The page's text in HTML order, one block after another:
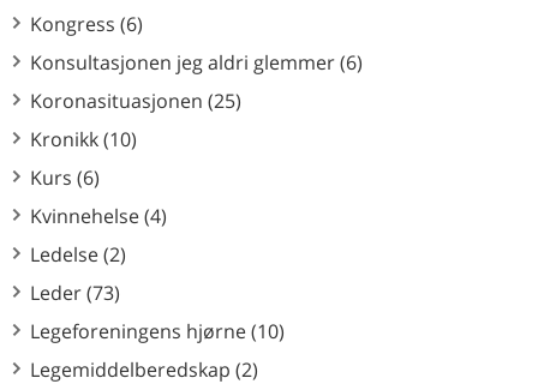
Kongress (6)
Konsultasjonen jeg aldri glemmer (6)
Koronasituasjonen (25)
Kronikk (10)
Kurs (6)
Kvinnehelse (4)
Ledelse (2)
Leder (73)
Legeforeningens hjørne (10)
Legemiddelberedskap (2)